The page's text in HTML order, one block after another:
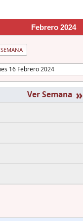
Febrero 2024
SEMANA
»